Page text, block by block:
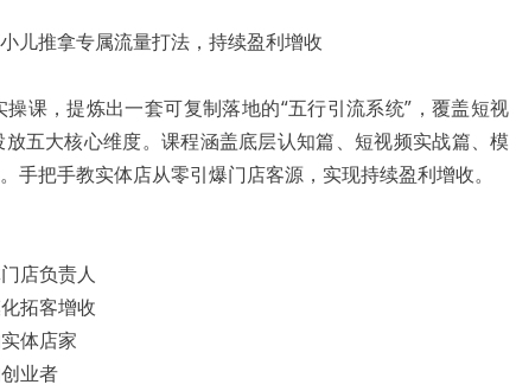
课，提炼出一套可复制落地的“五行引流系统”，覆盖短视
五大核心维度。课程涵盖底层认知篇、短视频实战篇、模
把手教实体店从零引爆门店客源，实现持续盈利增收。
店负责人
拓客增收
体店家
业者